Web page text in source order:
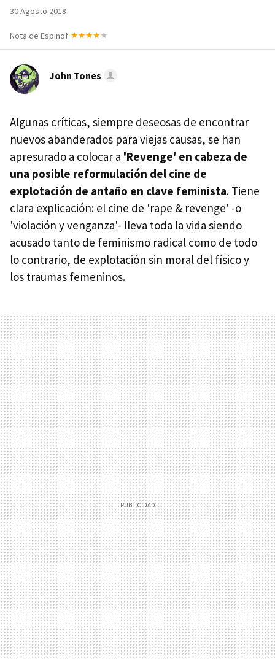
30 Agosto 2018
Nota de Espinof
John Tones
Algunas críticas, siempre deseosas de encontrar
nuevos abanderados para viejas causas, se han
apresurado a colocar a 'Revenge' en cabeza de
una posible reformulación del cine de
explotación de antaño en clave feminista. Tiene
clara explicación: el cine de 'rape & revenge' -o
'violación y venganza'- lleva toda la vida siendo
acusado tanto de feminismo radical como de todo
lo contrario, de explotación sin moral del físico y
los traumas femeninos.